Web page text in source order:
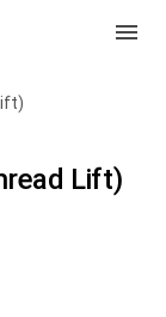
menu
Lift)